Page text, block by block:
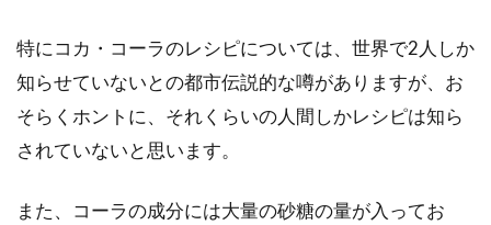
ふだん何気なく食べているお米の1
合は何人前なの？
和食のときや、お弁当などでも食べているお
んとさせたい...
特にコカ・コーラのレシピについては、世界で2人しか
知らせていないとの都市伝説的な噂がありますが、お
そらくホントに、それくらいの人間しかレシピは知ら
されていないと思います。
また、コーラの成分には大量の砂糖の量が入ってお